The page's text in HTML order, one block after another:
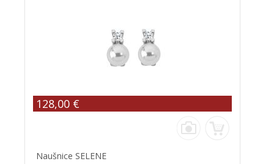
128,00 €
Naušnice SELENE